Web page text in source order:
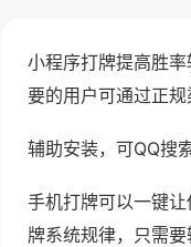
小程序打牌提高胜
要的用户可通过正规
辅助安装，可QQ搜
手机打牌可以一键
牌系统规律，只需